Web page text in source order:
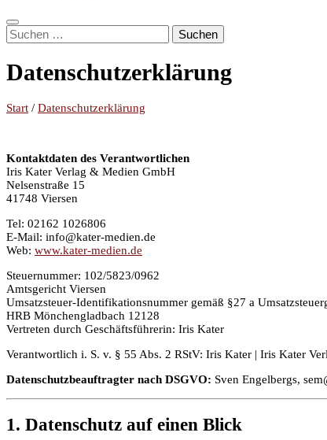
Suchen
nach:
Datenschutzerklärung
Start / Datenschutzerklärung
Kontaktdaten des Verantwortlichen
Iris Kater Verlag & Medien GmbH
Nelsenstraße 15
41748 Viersen
Tel: 02162 1026806
E-Mail: info@kater-medien.de
Web: www.kater-medien.de
Steuernummer: 102/5823/0962
Amtsgericht Viersen
Umsatzsteuer-Identifikationsnummer gemäß §27 a
HRB Mönchengladbach 12128
Vertreten durch Geschäftsführerin: Iris Kater
Verantwortlich i. S. v. § 55 Abs. 2 RStV: Iris Kater | Iris Kater
Datenschutzbeauftragter nach DSGVO: Sven Engelbergs,
1. Datenschutz auf einen Blick